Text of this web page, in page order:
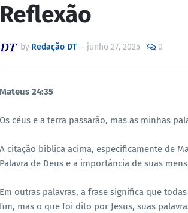
Reflexão
by Redação DT— junho 27, 2025 0
Mateus 24:35
Os céus e a terra passarão, mas as minhas
A citação bíblica acima, especificamente de
Palavra de Deus e a importância de suas
Em outras palavras, a frase significa que
fim, mas o que foi dito por Jesus, suas